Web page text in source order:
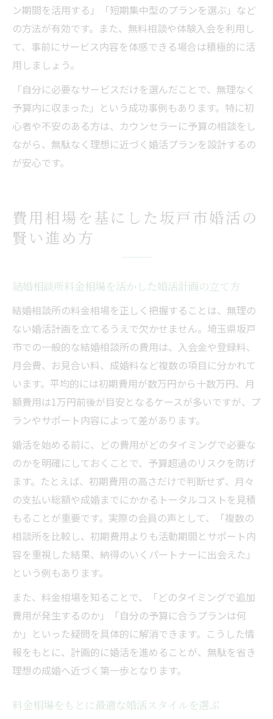
ン期間を活用する」「短期集中型のプランを選ぶ」など
の方法が有効です。また、無料相談や体験入会を利用し
て、事前にサービス内容を体感できる場合は積極的に活
用しましょう。
「自分に必要なサービスだけを選んだことで、無理なく
予算内に収まった」という成功事例もあります。特に初
心者や不安のある方は、カウンセラーに予算の相談をし
ながら、無駄なく理想に近づく婚活プランを設計するの
が安心です。
費用相場を基にした坂戸市婚活の
賢い進め方
結婚相談所料金相場を活かした婚活計画の立て方
結婚相談所の料金相場を正しく把握することは、無理の
ない婚活計画を立てるうえで欠かせません。埼玉県坂戸
市での一般的な結婚相談所の費用は、入会金や登録料、
月会費、お見合い料、成婚料など複数の項目に分かれて
います。平均的には初期費用が数万円から十数万円、月
額費用は1万円前後が目安となるケースが多いですが、プ
ランやサポート内容によって差があります。
婚活を始める前に、どの費用がどのタイミングで必要な
のかを明確にしておくことで、予算超過のリスクを防げ
ます。たとえば、初期費用の高さだけで判断せず、月々
の支払い総額や成婚までにかかるトータルコストを見積
もることが重要です。実際の会員の声として、「複数の
相談所を比較し、初期費用よりも活動期間とサポート内
容を重視した結果、納得のいくパートナーに出会えた」
という例もあります。
また、料金相場を知ることで、「どのタイミングで追加
費用が発生するのか」「自分の予算に合うプランは何
か」といった疑問を具体的に解消できます。こうした情
報をもとに、計画的に婚活を進めることが、無駄を省き
理想の成婚へ近づく第一歩となります。
料金相場をもとに最適な婚活スタイルを選ぶ